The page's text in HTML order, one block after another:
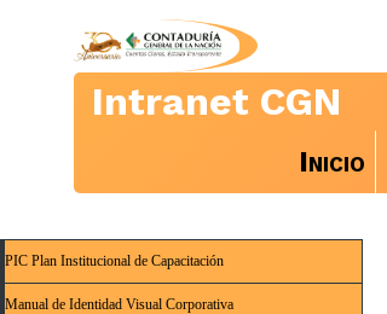
Intranet CGN
Inicio
PIC Plan Institucional de Capacitación
Manual de Identidad Visual Corporativa